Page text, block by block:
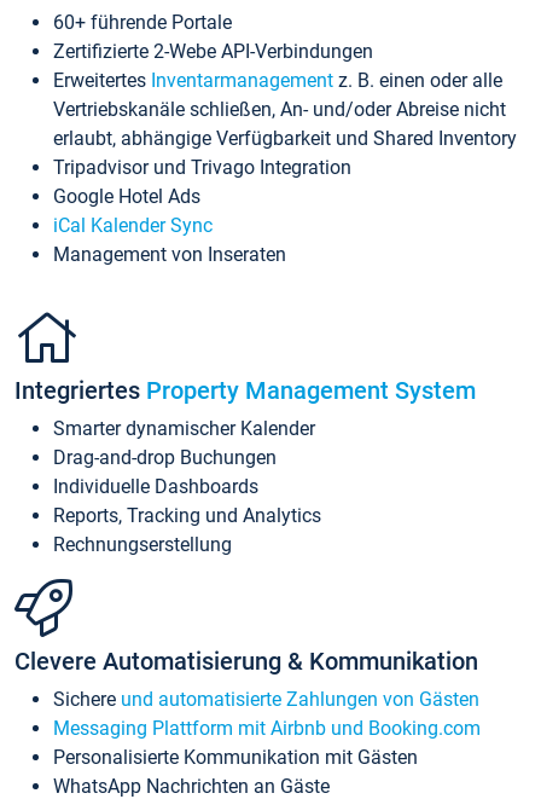
60+ führende Portale
Zertifizierte 2-Webe API-Verbindungen
Erweitertes Inventarmanagement z. B. einen oder alle
Vertriebskanäle schließen, An- und/oder Abreise nicht
erlaubt, abhängige Verfügbarkeit und Shared Inventory
Tripadvisor und Trivago Integration
Google Hotel Ads
iCal Kalender Sync
Management von Inseraten
Integriertes Property Management System
Smarter dynamischer Kalender
Drag-and-drop Buchungen
Individuelle Dashboards
Reports, Tracking und Analytics
Rechnungserstellung
Clevere Automatisierung & Kommunikation
Sichere und automatisierte Zahlungen von Gästen
Messaging Plattform mit Airbnb und Booking.com
Personalisierte Kommunikation mit Gästen
WhatsApp Nachrichten an Gäste